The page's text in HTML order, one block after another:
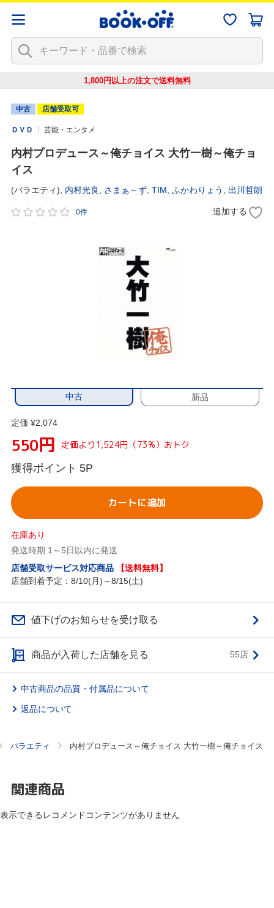
1,800円以上の注文で送料無料
中古 店舗受取可
ＤＶＤ 芸能・エンタメ
内村プロデュース～俺チョイス 大竹一樹～俺チョ
イス
(バラエティ), 内村光良 さまぁ～ず TIM ふかわりょう 出川哲朗
0件 追加する
中古 新品
定価 ¥2,074
550円 定価より1,524円（73%）おトク
獲得ポイント 5P
カートに追加
在庫あり
発送時期 1～5日以内に発送
店舗受取サービス対応商品
【送料無料】
店舗到着予定：8/10(月)～8/15(土)
値下げのお知らせを受け取る
商品が入荷した店舗を見る 55店
中古商品の品質・付属品について
返品について
バラエティ 内村プロデュース～俺チョイス 大竹一樹～俺チョイス
関連商品
表示できるレコメンドコンテンツがありません